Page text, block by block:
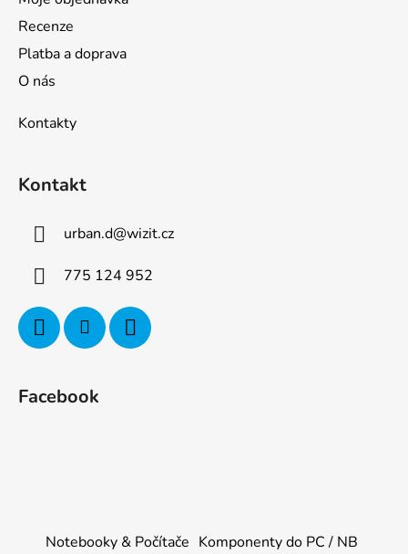
Recenze
Platba a doprava
O nás
Kontakty
Kontakt
urban.d@wizit.cz
775 124 952
Facebook
Notebooky & Počítače Komponenty do PC / NB